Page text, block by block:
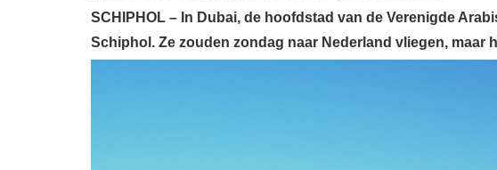
SCHIPHOL – In Dubai, de hoofdstad van de Verenigde
Schiphol. Ze zouden zondag naar Nederland vliegen,